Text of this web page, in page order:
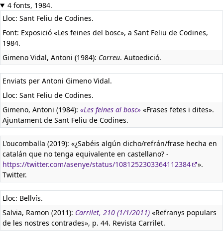
4 fonts, 1984.
Lloc: Sant Feliu de Codines.
Font: Exposició «Les feines del bosc», a Sant Feliu de Codines,
1984.
Gimeno Vidal, Antoni (1984): Correu. Autoedició.
Enviats per Antoni Gimeno Vidal.
Lloc: Sant Feliu de Codines.
Gimeno, Antoni (1984): «Les feines al bosc» «Frases fetes i dites».
Ajuntament de Sant Feliu de Codines.
L'oucomballa (2019): «¿Sabéis algún dicho/refrán/frase hecha en
catalán que no tenga equivalente en castellano? -
https://twitter.com/asenye/status/1081252303364112384
».
Twitter.
Lloc: Bellvís.
Salvia, Ramon (2011): Carrilet, 210 (1/1/2011) «Refranys populars
de les nostres contrades», p. 44. Revista Carrilet.